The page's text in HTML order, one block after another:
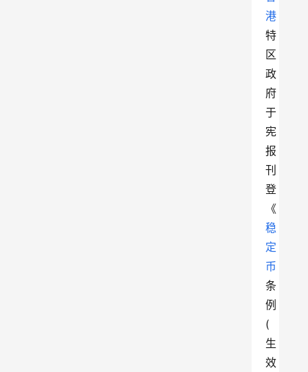
港
特
区
政
府
于
宪
报
刊
登
《
稳
定
币
条
例
(
生
效